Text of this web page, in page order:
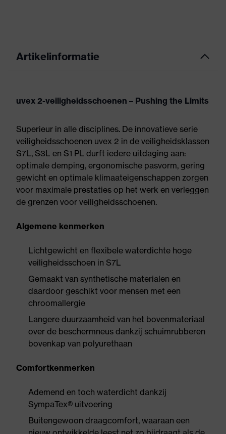
Artikelinformatie
uvex 2-veiligheidsschoenen – Pushing the Limits
Superieur in alle disciplines. De innovatieve serie
veiligheidsschoenen uvex 2 in de veiligheidsklassen
S7L, S3L en S1 PL durft iedere uitdaging aan:
optimale demping, ergonomische pasvorm, gering
gewicht en optimale klimaateigenschappen zorgen
voor maximale prestaties op het werk en verleggen
de grenzen voor veiligheidsschoenen.
Algemene kenmerken
Lichtgewicht en flexibele waterdichte hoge
veiligheidsschoen in S7L
Gemaakt van synthetische materialen en
daardoor geschikt voor mensen met een
chroomallergie
Langere duurzaamheid van het bovenmateriaal
over de beschermneus dankzij schuimrubberen
bovenkap van polyurethaan
Comfortkenmerken
Ademend en toch waterdicht dankzij
SympaTex® uitvoering
Buitengewoon draagcomfort, waaraan een